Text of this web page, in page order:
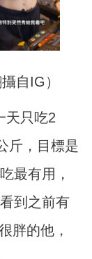
自IG）
天只吃2
斤，目標是
最有用，
到之前有
胖的他，